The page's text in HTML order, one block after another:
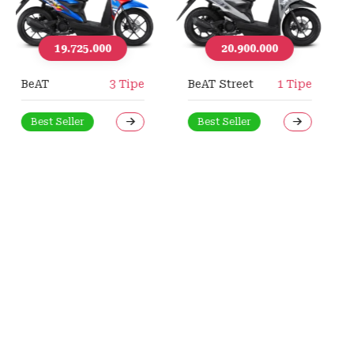
20.900.000
BeAT Street 1 Tipe
Best Seller
34.375.000
2 Tipe